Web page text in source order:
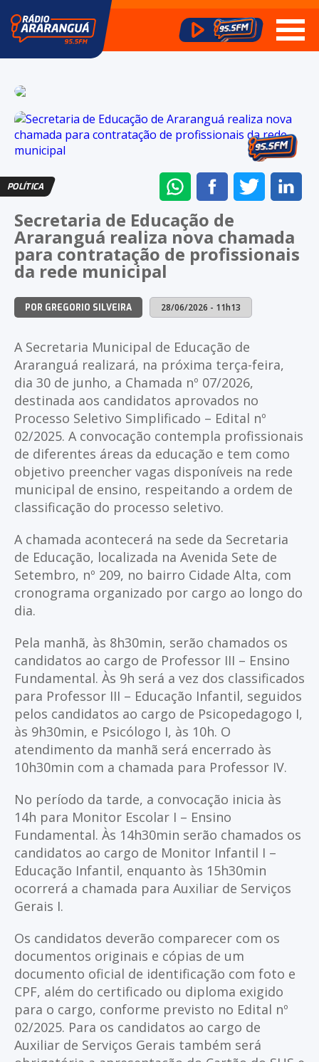
POLÍTICA
ENVIAR
NO
WHATSAPP
COMPARTILHAR
NO
FACEBOOK
NO
Secretaria de Educação de
Araranguá realiza nova chamada
para contratação de profissionais
da rede municipal
POR GREGORIO SILVEIRA 28/06/2026 - 11h13
A Secretaria Municipal de Educação de
Araranguá realizará, na próxima terça-feira,
dia 30 de junho, a Chamada nº 07/2026,
destinada aos candidatos aprovados no
Processo Seletivo Simplificado – Edital nº
02/2025. A convocação contempla profissionais
de diferentes áreas da educação e tem como
objetivo preencher vagas disponíveis na rede
municipal de ensino, respeitando a ordem de
classificação do processo seletivo.
A chamada acontecerá na sede da Secretaria
de Educação, localizada na Avenida Sete de
Setembro, nº 209, no bairro Cidade Alta, com
cronograma organizado por cargo ao longo do
dia.
Pela manhã, às 8h30min, serão chamados os
candidatos ao cargo de Professor III – Ensino
Fundamental. Às 9h será a vez dos classificados
para Professor III – Educação Infantil, seguidos
pelos candidatos ao cargo de Psicopedagogo I,
às 9h30min, e Psicólogo I, às 10h. O
atendimento da manhã será encerrado às
10h30min com a chamada para Professor IV.
No período da tarde, a convocação inicia às
14h para Monitor Escolar I – Ensino
Fundamental. Às 14h30min serão chamados os
candidatos ao cargo de Monitor Infantil I –
Educação Infantil, enquanto às 15h30min
ocorrerá a chamada para Auxiliar de Serviços
Gerais I.
Os candidatos deverão comparecer com os
documentos originais e cópias de um
documento oficial de identificação com foto e
CPF, além do certificado ou diploma exigido
para o cargo, conforme previsto no Edital nº
02/2025. Para os candidatos ao cargo de
Auxiliar de Serviços Gerais também será